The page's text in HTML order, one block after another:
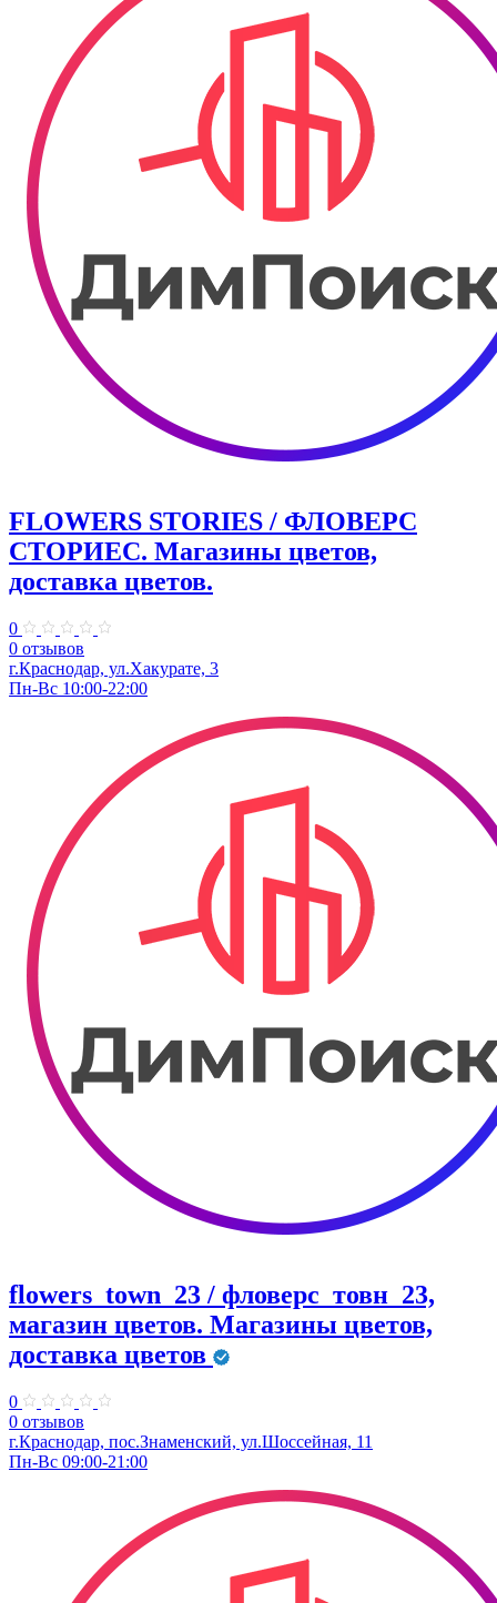
FLOWERS STORIES / ФЛОВЕРС
СТОРИЕС. Магазины цветов,
доставка цветов.
0
0 отзывов
г.Краснодар, ул.Хакурате, 3
Пн-Вс 10:00-22:00
flowers_town_23 / фловерс_товн_23,
магазин цветов. Магазины цветов,
доставка цветов
0
0 отзывов
г.Краснодар, пос.Знаменский, ул.Шоссейная, 11
Пн-Вс 09:00-21:00